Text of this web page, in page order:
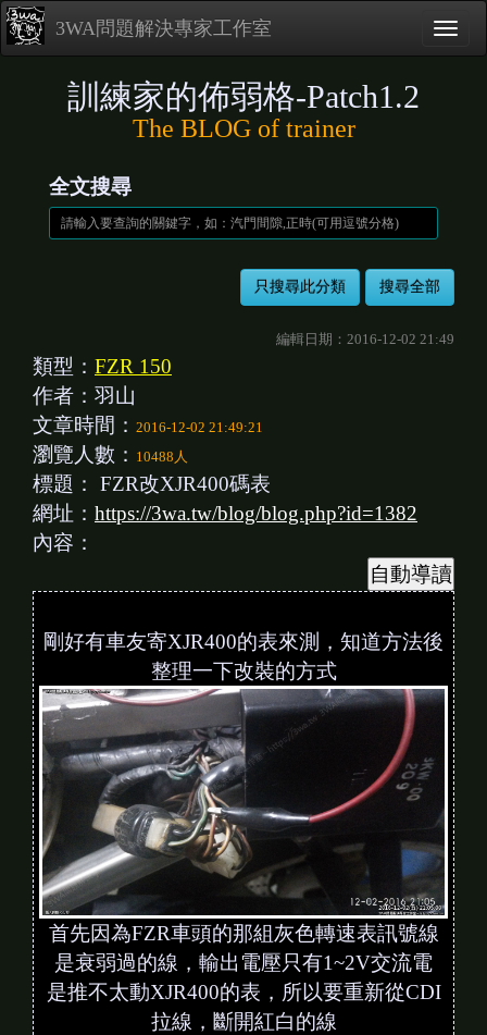
3WA問題解決專家工作室
訓練家的佈弱格-Patch1.2
The BLOG of trainer
全文搜尋
編輯日期：2016-12-02 21:49
類型： FZR 150
作者：羽山
文章時間： 2016-12-02 21:49:21
瀏覽人數： 10488人
標題： FZR改XJR400碼表
網址： https://3wa.tw/blog/blog.php?id=1382
內容：
剛好有車友寄XJR400的表來測，知道方法後
整理一下改裝的方式
首先因為FZR車頭的那組灰色轉速表訊號線
是衰弱過的線，輸出電壓只有1~2V交流電
是推不太動XJR400的表，所以要重新從CDI
拉線，斷開紅白的線